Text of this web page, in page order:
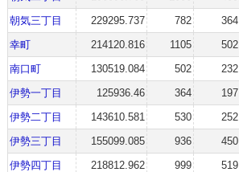
朝気三丁目
229295.737 782 364
幸町
214120.816 1105 502
南口町
130519.084 502 232
伊勢一丁目
125936.46 364 197
伊勢二丁目
143610.581 530 252
伊勢三丁目
155099.085 936 450
伊勢四丁目
218812.962 999 519